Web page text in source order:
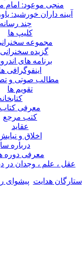
منجی موعود: امام
آیینه داران خورشید:
چند
کلیپ ها
مجموعه
گزیده سخنرانی
برنامه های
اینفوگرافی
مطالب صوتی و
تقویم ها
معرفی کتاب
کتب مرجع
عقاید
اخلاق و
درباره
معرفی دوره
عقل ، علم ، وجدان در
ستارگان هدایت پیشوای